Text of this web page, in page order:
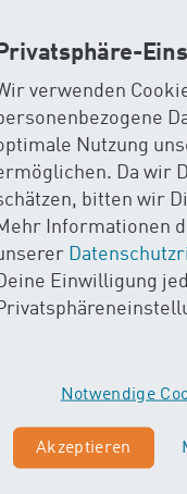
Privatsphäre-
verwenden
Nutzung
Da wir
bitten wir
Informationen
Einwilligung
Notwendige
Akzeptieren
muss das
darf ein Baby
Babys beim
bringt Tauchen beim
sollte ein Baby
braucht mein Baby